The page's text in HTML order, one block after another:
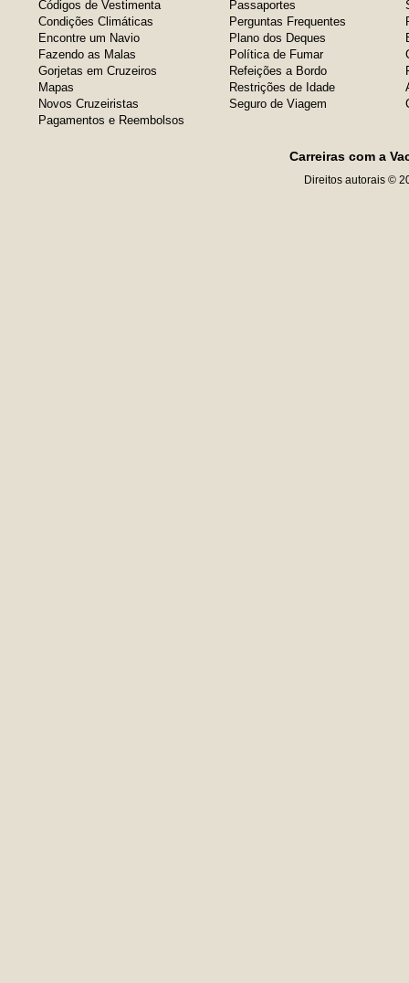
Códigos de Vestimenta
Condições Climáticas
Encontre um Navio
Fazendo as Malas
Gorjetas em Cruzeiros
Mapas
Novos Cruzeiristas
Pagamentos e Reembolsos
Passaportes
Perguntas Frequentes
Plano dos Deques
Política de Fumar
Refeições a Bordo
Restrições de Idade
Seguro de Viagem
Carreiras com a
Direitos autorais ©